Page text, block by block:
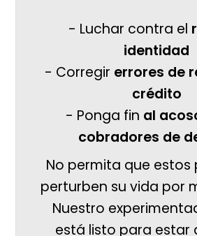
- Luchar contra el
identidad
- Corregir errores de
crédito
- Ponga fin al
cobradores de
No permita que estos
perturben su vida por
Nuestro
está listo para estar